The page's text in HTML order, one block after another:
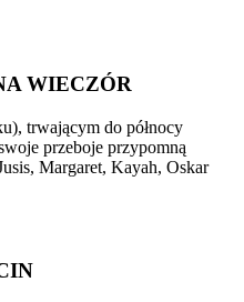
WIECZÓR
trwającym do północy
przeboje przypomną
Margaret, Kayah, Oskar